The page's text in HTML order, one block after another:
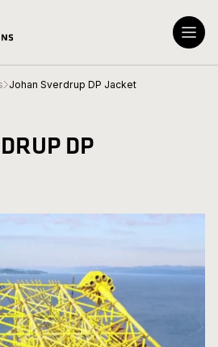
Menu
Johan Sverdrup DP Jacket
DP